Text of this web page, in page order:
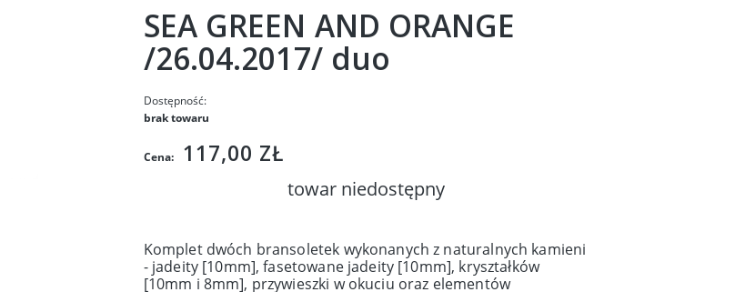
SEA GREEN AND ORANGE
/26.04.2017/ duo
Dostępność:
brak towaru
Cena: 117,00 ZŁ
towar niedostępny
Komplet dwóch bransoletek wykonanych z naturalnych kamieni
- jadeity [10mm], fasetowane jadeity [10mm], kryształków
[10mm i 8mm], przywieszki w okuciu oraz elementów